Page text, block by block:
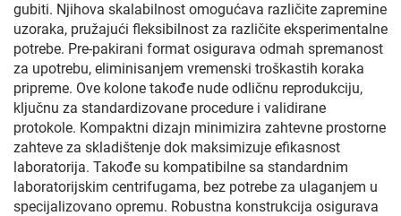
gubiti. Njihova skalabilnost omogućava različite zapremine
uzoraka, pružajući fleksibilnost za različite eksperimentalne
potrebe. Pre-pakirani format osigurava odmah spremanost
za upotrebu, eliminisanjem vremenski troškastih koraka
pripreme. Ove kolone takođe nude odličnu reprodukciju,
ključnu za standardizovane procedure i validirane
protokole. Kompaktni dizajn minimizira zahtevne prostorne
zahteve za skladištenje dok maksimizuje efikasnost
laboratorija. Takođe su kompatibilne sa standardnim
laboratorijskim centrifugama, bez potrebe za ulaganjem u
specijalizovano opremu. Robustna konstrukcija osigurava